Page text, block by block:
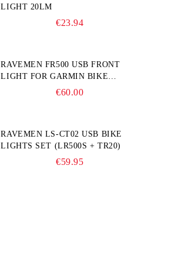
LIGHT 20LM
€23.94
RAVEMEN FR500 USB FRONT
LIGHT FOR GARMIN BIKE
€60.00
RAVEMEN LS-CT02 USB BIKE
LIGHTS SET (LR500S + TR20)
€59.95